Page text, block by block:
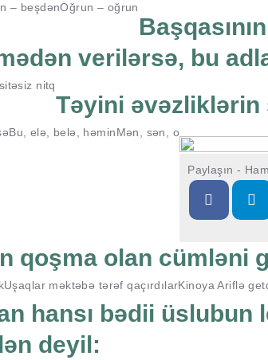
– beşdənOğrun – oğrun
verilərsə, bu
nitq
Təyini əvəzliklərin
Bu, elə, belə, həminMən, sən, o
Paylaşın -
qoşma olan cümləni
Uşaqlar məktəbə tərəf qaçırdılarKinoya Ariflə
hansı bədii
deyil: